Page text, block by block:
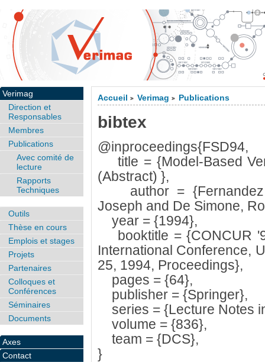
Accueil > Verimag > Publications
bibtex
@inproceedings{FSD94,
title = {Model-Based
(Abstract) },
author = {Fernandez,
Joseph and De Simone,
year = {1994},
booktitle = {CONCUR
International Conference,
25, 1994, Proceedings},
pages = {64},
publisher = {Springer},
series = {Lecture Notes
volume = {836},
team = {DCS},
}
Verimag
Direction et
Responsables
Membres
Publications
Avec comité de
lecture
Rapports
Techniques
Outils
Thèse en cours
Emplois et stages
Projets
Partenaires
Colloques et
Conférences
Séminaires
Documents
Axes
Contact